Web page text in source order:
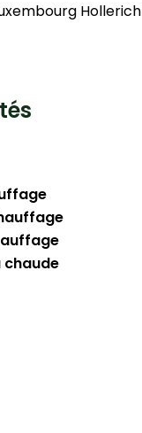
Hollerich
chaude